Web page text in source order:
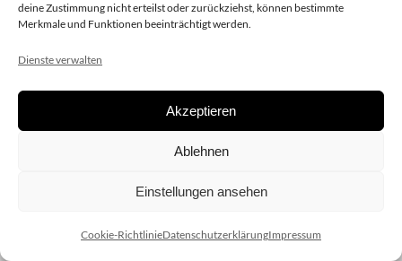
deine Zustimmung nicht erteilst oder zurückziehst, können bestimmte
Merkmale und Funktionen beeinträchtigt werden.
Dienste verwalten
Akzeptieren
Ablehnen
Einstellungen ansehen
Cookie-RichtlinieDatenschutzerklärungImpressum
Copyright 2020 dieSCHAUsteller.at |Datenschützerklärung|
| Design:www.ARGEntur.at